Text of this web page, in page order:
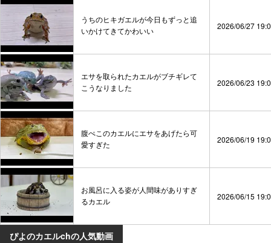
うちのヒキガエルが今日もずっと追
いかけてきてかわいい
2026/06/27
エサを取られたカエルがブチギレて
こうなりました
2026/06/23
腹ぺこのカエルにエサをあげたら可
愛すぎた
2026/06/19
お風呂に入る姿が人間味がありすぎ
るカエル
2026/06/15
ぴよのカエルchの人気動画